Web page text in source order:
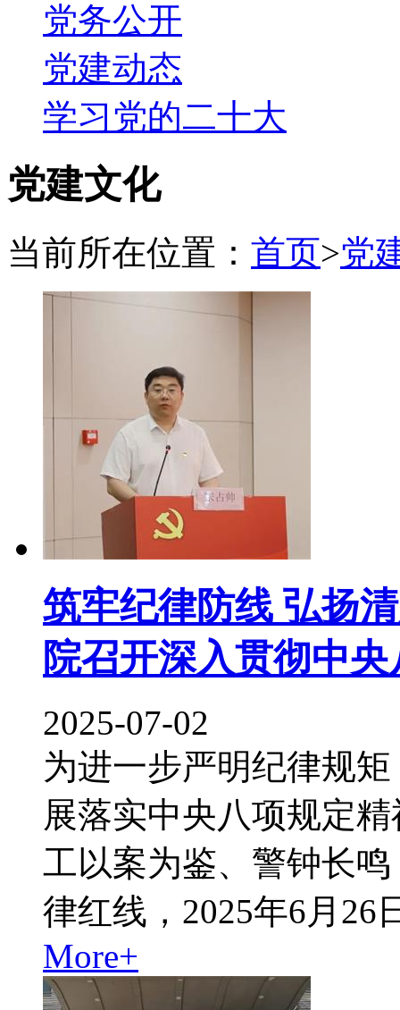
党务公开
党建动态
学习党的二十大
党建文化
当前所在位置： 首页>党
筑牢纪律防线 弘扬
院召开深入贯彻中
2025-07-02
为进一步严明纪律规
展落实中央八项规定
工以案为鉴、警钟长
律红线，2025年6月
More+